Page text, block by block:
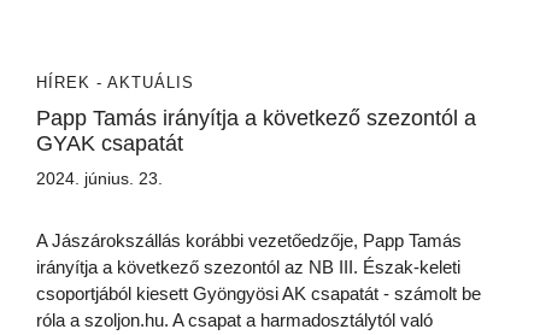
HÍREK - AKTUÁLIS
Papp Tamás irányítja a következő szezontól a
GYAK csapatát
2024. június. 23.
A Jászárokszállás korábbi vezetőedzője, Papp Tamás
irányítja a következő szezontól az NB III. Észak-keleti
csoportjából kiesett Gyöngyösi AK csapatát - számolt be
róla a szoljon.hu. A csapat a harmadosztálytól való